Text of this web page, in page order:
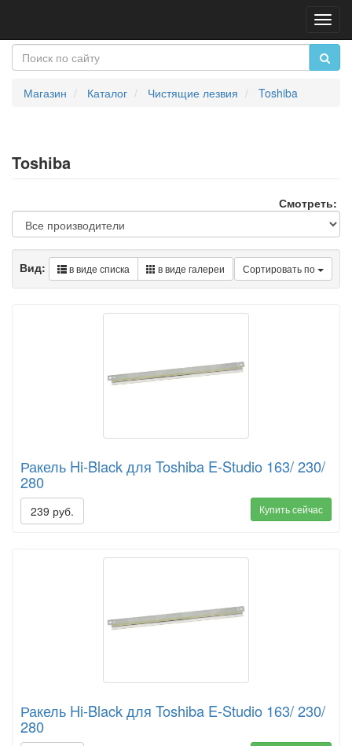
Магазин Каталог Чистящие лезвия Toshiba
Toshiba
Смотреть:
Сортировать по
Вид: в виде списка в виде галереи
Ракель Hi-Black для Toshiba E-Studio 163/ 230/
280
239 руб. Купить сейчас
Ракель Hi-Black для Toshiba E-Studio 163/ 230/
280